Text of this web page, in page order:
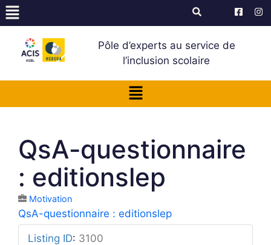
Pôle d’experts au service de
l’inclusion scolaire
QsA-questionnaire
: editionslep
Motivation
QsA-questionnaire : editionslep
Listing ID: 3100